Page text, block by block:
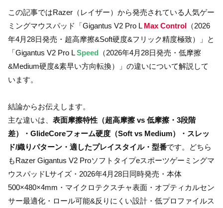
この記事ではRazer（レイザー）から発売されている人気ゲー
ミングマウスパッド「Gigantus V2 Pro L Max Control （2026
年4月28日発売・超高摩擦&Soft硬度&フリック精度極致）」と
「Gigantus V2 Pro LSpeed （2026年4月28日発売・低摩擦
&Medium硬度&素早い方向転換）」の違いについて解説して
います。
結論からお伝えします。
主な違いは、 表面摩擦特性（超高摩擦 vs 低摩擦・3段階
差）・GlideCoreフォーム硬度（Soft vs Medium）・スレッ
ド/織りパターン・適したプレイスタイル・型番です。どちら
もRazer Gigantus V2 Proソフトタイプeスポーツゲーミングマ
ウスパッドLサイズ・2026年4月28日同時発売・本体
500×480×4mm・マイクロテクスチャ表面・オプティカルセン
サー最適化・ロール可能&反りにくい設計・低プロファイルス